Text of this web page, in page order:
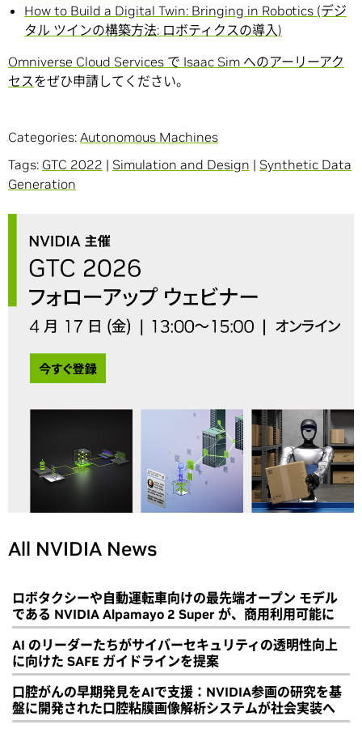
How to Build a Digital Twin: Bringing in Robotics (デジ
タル ツインの構築方法: ロボティクスの導入)
Omniverse Cloud Services で Isaac Sim へのアーリーアク
セスをぜひ申請してください。
Categories: Autonomous Machines
Tags: GTC 2022 | Simulation and Design | Synthetic Data
Generation
All NVIDIA News
ロボタクシーや自動運転車向けの最先端オープン モデル
である NVIDIA Alpamayo 2 Super が、商用利用可能に
AI のリーダーたちがサイバーセキュリティの透明性向上
に向けた SAFE ガイドラインを提案
口腔がんの早期発見をAIで支援：NVIDIA参画の研究を基
盤に開発された口腔粘膜画像解析システムが社会実装へ